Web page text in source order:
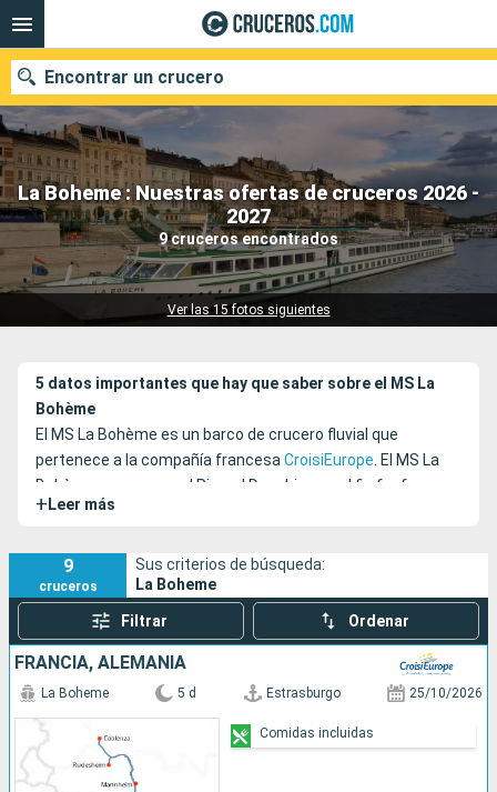
La Boheme : Nuestras ofertas de cruceros 2026 -
2027
9 cruceros encontrados
Ver las 15 fotos siguientes
Encontrar un crucero
Nuestros destinos
Fecha de salida
5 datos importantes que hay que saber sobre el MS La
Bohème
El MS La Bohème es un barco de crucero fluvial que
pertenece a la compañía francesaCroisiEurope. El MS La
Bohème navega por el Rin y el Danubio con el fin fr ofrecer a
sus pasajeros las joyas de esta región centroeuropea.
+ Leer más
9
cruceros
Sus criterios de búsqueda:
La Boheme
Filtrar Ordenar
FRANCIA, ALEMANIA
La Boheme 5 d Estrasburgo 25/10/2026
Comidas incluidas